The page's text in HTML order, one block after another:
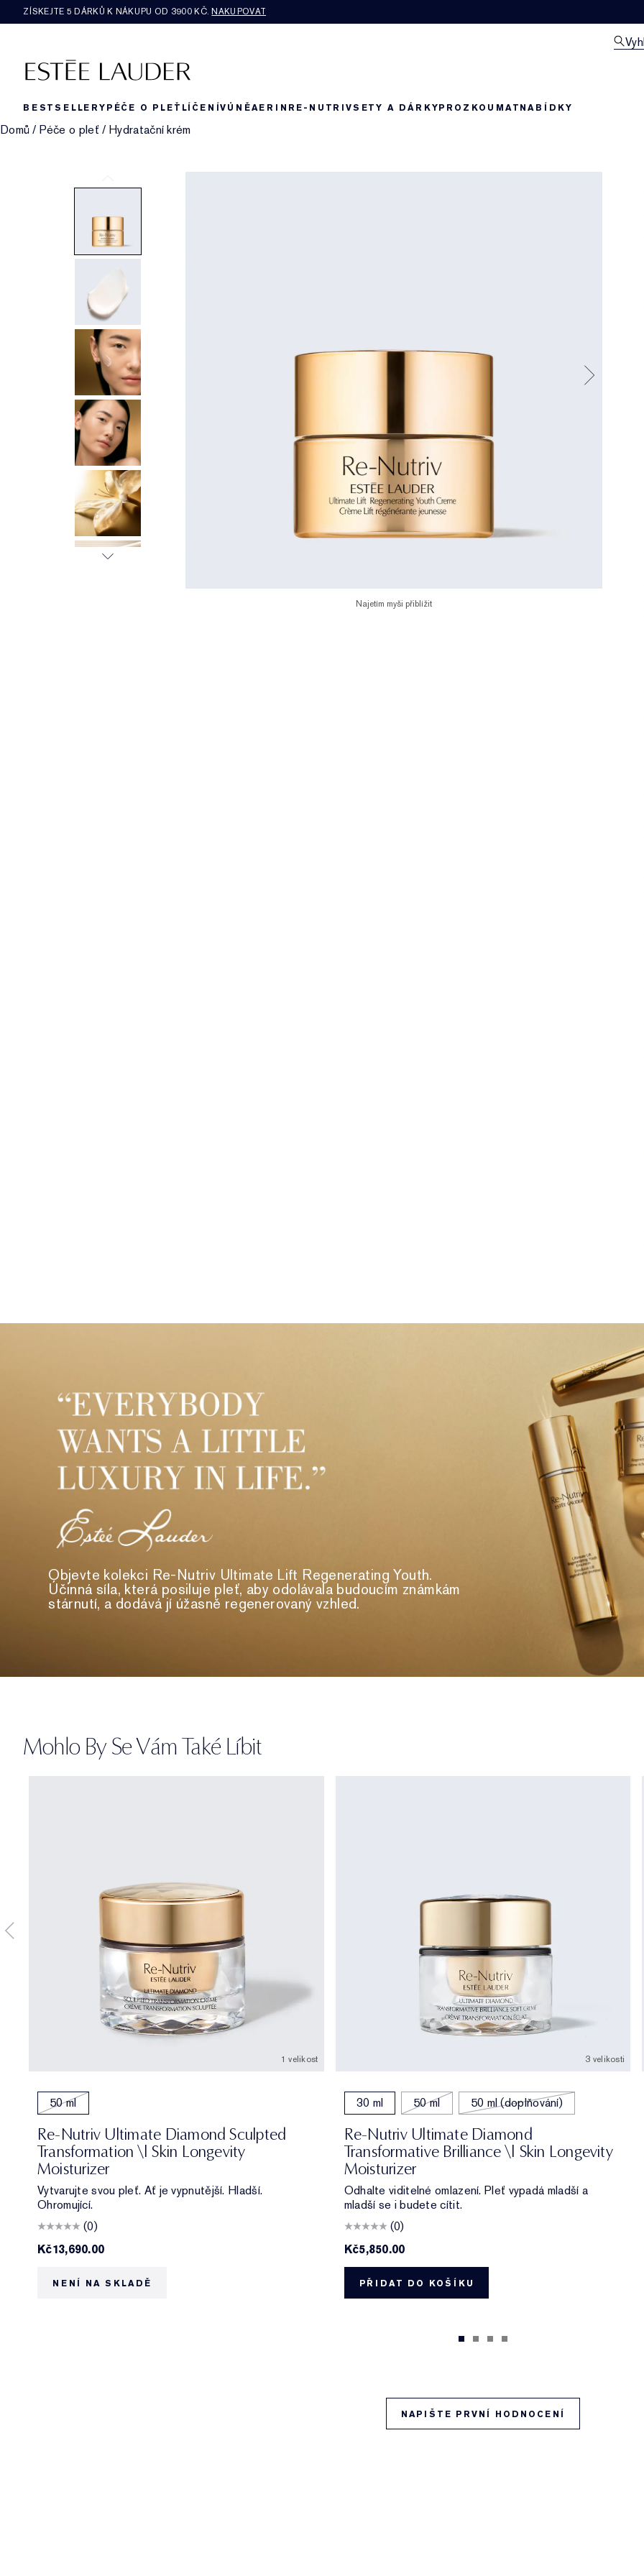
ZÍSKEJTE 5 DÁRKŮ K NÁKUPU OD 3900 KČ.NAKUPOVAT
BESTSELLERYPÉČE O PLEŤ LÍČENÍVŮNĚAERIN RE-NUTRIVSETY A DÁRKYPROZKOUMATNABÍDKY
Domů / Péče o pleť / Hydratační krém
Najetím myši přiblížit
Objevte kolekci Re-Nutriv Ultimate Lift Regenerating Youth.
Účinná síla, která posiluje pleť, aby odolávala budoucím známkám
stárnutí, a dodává jí úžasně regenerovaný vzhled.
Mohlo By Se Vám Také Líbit
1 velikost
50 ml
Re-Nutriv Ultimate Diamond Sculpted
Transformation \| Skin Longevity
Moisturizer
Vytvarujte svou pleť. Ať je vypnutější. Hladší.
Ohromující.
(0)
Kč13,690.00
NENÍ NA SKLADĚ
3 velikosti
30 ml 50 ml 50 ml (doplňování)
Re-Nutriv Ultimate Diamond
Transformative Brilliance \| Skin Longevity
Moisturizer
Odhalte viditelné omlazení. Pleť vypadá mladší a
mladší se i budete cítit.
(0)
Kč5,850.00
PŘIDAT DO KOŠÍKU
NAPIŠTE PRVNÍ HODNOCENÍ